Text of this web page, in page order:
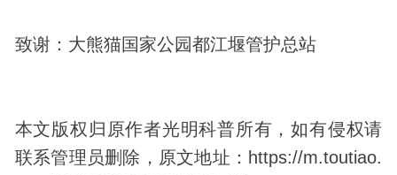
致谢：大熊猫国家公园都江堰管护总站
本文版权归原作者光明科普所有，如有侵权请
联系管理员删除，原文地址：https://m.toutiao.